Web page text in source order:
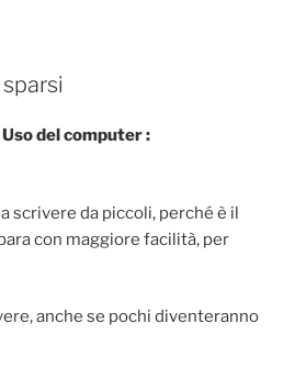
del computer :
scrivere da piccoli, perché è il
con maggiore facilità, per
anche se pochi diventeranno